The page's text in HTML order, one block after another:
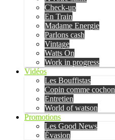
Check-up
En Train
Madame Energie
Parlons cash
Vintage
Watts On
Work in progress
Vidéos
Les Bouffistas
Copin comme cochon
Entretien
World of watson
Promotions
Les Good News
Évasion